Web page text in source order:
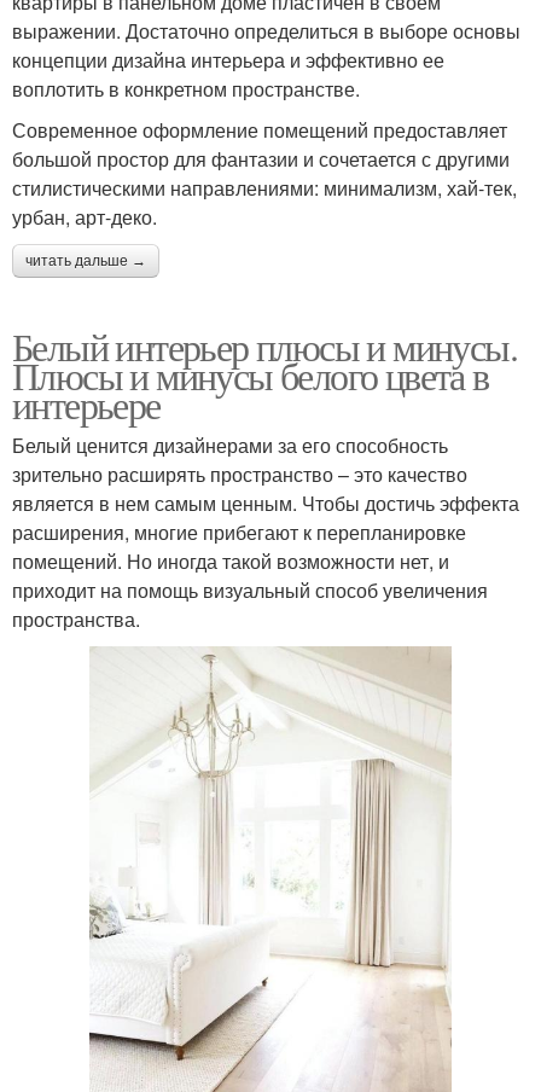
выражении. Достаточно определиться в выборе основы
концепции дизайна интерьера и эффективно ее
воплотить в конкретном пространстве.
Современное оформление помещений предоставляет
большой простор для фантазии и сочетается с другими
стилистическими направлениями: минимализм, хай-тек,
урбан, арт-деко.
читать дальше →
Белый интерьер плюсы и минусы.
Плюсы и минусы белого цвета в
интерьере
Белый ценится дизайнерами за его способность
зрительно расширять пространство – это качество
является в нем самым ценным. Чтобы достичь эффекта
расширения, многие прибегают к перепланировке
помещений. Но иногда такой возможности нет, и
приходит на помощь визуальный способ увеличения
пространства.